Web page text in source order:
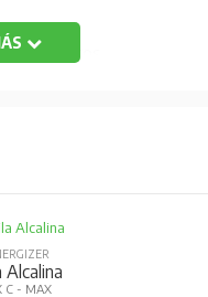
Alcalina
C - MAX